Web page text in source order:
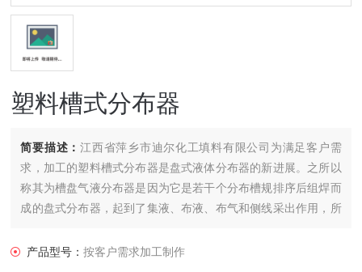
塑料槽式分布器
简要描述：江西省萍乡市迪尔化工填料有限公司为满足客户需
求，加工的塑料槽式分布器是盘式液体分布器的新进展。之所以
称其为槽盘气液分布器是因为它是若干个分布槽规排序后组焊而
成的盘式分布器，起到了集液、布液、布气和侧线采出作用，所
是由矩形升气管、角钢或槽钢形导液管、燕尾式或槽钢形挡
产品型号：按客户需求加工制作